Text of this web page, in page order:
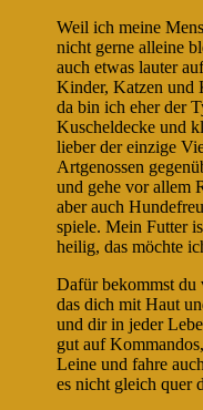
Weil ich meine
nicht gerne alleine
auch etwas lauter
Kinder, Katzen und
da bin ich eher der
Kuscheldecke und
lieber der einzige
Artgenossen
und gehe vor allem
aber auch
spiele. Mein Futter
heilig, das möchte
Dafür bekommst du
das dich mit Haut
und dir in jeder
gut auf
Leine und fahre
es nicht gleich quer